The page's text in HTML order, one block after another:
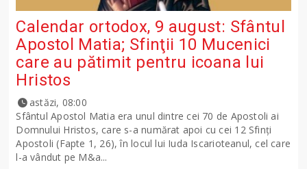
Calendar ortodox, 9 august: Sfântul
Apostol Matia; Sfinţii 10 Mucenici
care au pătimit pentru icoana lui
Hristos
astăzi, 08:00
Sfântul Apostol Matia era unul dintre cei 70 de Apostoli ai
Domnului Hristos, care s-a numărat apoi cu cei 12 Sfinţi
Apostoli (Fapte 1, 26), în locul lui Iuda Iscarioteanul, cel care
l-a vândut pe M&a...